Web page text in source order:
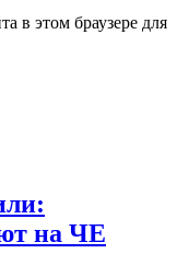
в этом браузере для
на ЧЕ